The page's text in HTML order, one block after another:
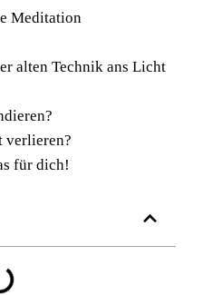
Meditation
alten Technik ans Licht
verlieren?
für dich!